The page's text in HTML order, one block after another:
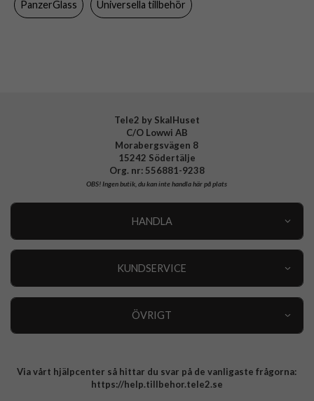
PanzerGlass Universella tillbehör
Tele2 by SkalHuset
C/O Lowwi AB
Morabergsvägen 8
15242 Södertälje
Org. nr: 556881-9238
OBS!Ingen butik, du kan inte handla här på plats
HANDLA
KUNDSERVICE
ÖVRIGT
Integritetspolicy
Via vårt hjälpcenter så hittar du svar på de vanligaste frågorna:
https://help.tillbehor.tele2.se